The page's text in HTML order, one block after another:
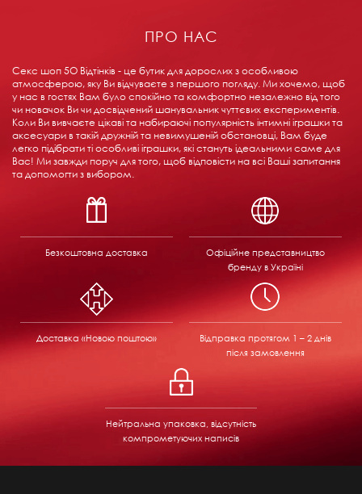
ПРО НАС
Секс шоп 5О Відтінків - це бутик для дорослих з особливою
атмосферою, яку Ви відчуваєте з першого погляду. Ми хочемо, щоб
у нас в гостях Вам було спокійно та комфортно незалежно від того
чи новачок Ви чи досвідчений шанувальник чуттєвих експериментів.
Коли Ви вивчаєте цікаві та набираючі популярність інтимні іграшки та
аксесуари в такій дружній та невимушеній обстановці, Вам буде
легко підібрати ті особливі іграшки, які стануть ідеальними саме для
Вас! Ми завжди поруч для того, щоб відповісти на всі Ваші запитання
та допомогти з вибором.
Безкоштовна доставка
Офіційне представництво
бренду в Україні
Доставка «Новою поштою» Відправка протягом 1 – 2 днів
після замовлення
Нейтральна упаковка, відсутність
компрометуючих написів